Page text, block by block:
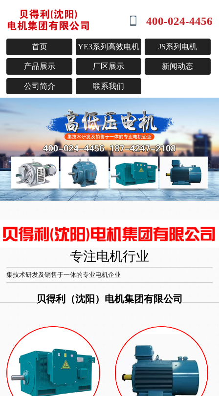
400-024-4456
首页 YE3系列高效电机 JS系列电机
产品展示 厂区展示 新闻动态
公司简介 联系我们
专注电机行业
集技术研发及销售于一体的专业电机企业
贝得利（沈阳）电机集团有限公司